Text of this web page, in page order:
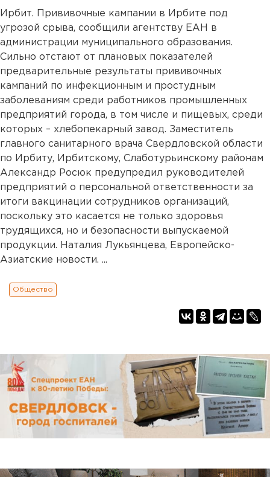
Ирбит. Прививочные кампании в Ирбите под
угрозой срыва, сообщили агентству ЕАН в
администрации муниципального образования.
Сильно отстают от плановых показателей
предварительные результаты прививочных
кампаний по инфекционным и простудным
заболеваниям среди работников промышленных
предприятий города, в том числе и пищевых, среди
которых – хлебопекарный завод. Заместитель
главного санитарного врача Свердловской области
по Ирбиту, Ирбитскому, Слаботурьинскому районам
Александр Росюк предупредил руководителей
предприятий о персональной ответственности за
итоги вакцинации сотрудников организаций,
поскольку это касается не только здоровья
трудящихся, но и безопасности выпускаемой
продукции. Наталия Лукьянцева, Европейско-
Азиатские новости. ...
Общество